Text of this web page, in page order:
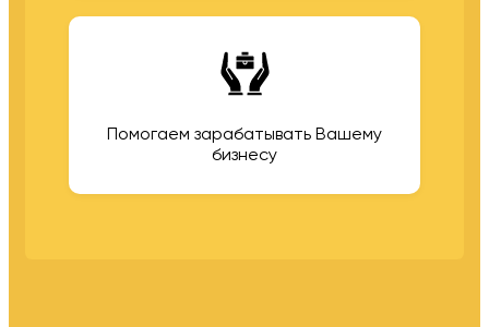
Помогаем зарабатывать Вашему
бизнесу